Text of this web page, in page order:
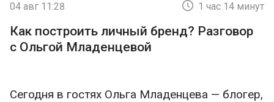
04 авг 11:28 1 час 14 минут
Как построить личный бренд? Разговор
с Ольгой Младенцевой
Сегодня в гостях Ольга Младенцева — блогер,